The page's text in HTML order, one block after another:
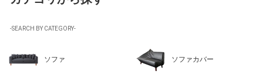
-SEARCH BY CATEGORY-
ソファ ソファカバー